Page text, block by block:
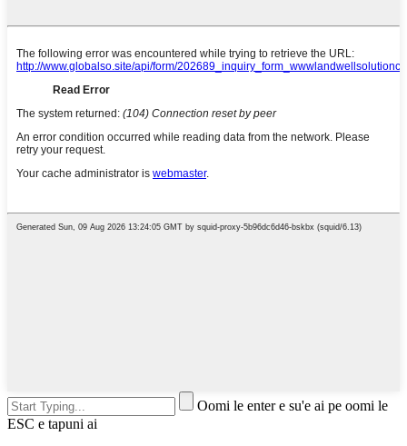
Oomi le enter e su'e ai pe oomi le
ESC e tapuni ai